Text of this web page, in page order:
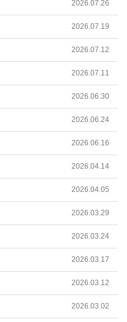
2026.07.26
2026.07.19
2026.07.12
2026.07.11
2026.06.30
2026.06.24
2026.06.16
2026.04.14
2026.04.05
2026.03.29
2026.03.24
2026.03.17
2026.03.12
2026.03.02